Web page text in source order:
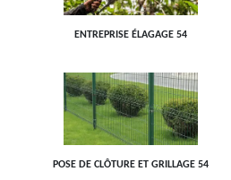
ENTREPRISE ÉLAGAGE 54
POSE DE CLÔTURE ET GRILLAGE 54